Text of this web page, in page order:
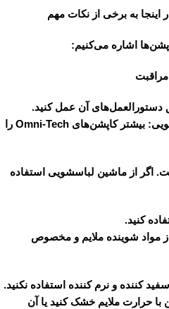
اینجا به برخی از نکات مهم
اشاره می‌کنیم:
دستورالعمل‌های آن عمل کنید.
شستشو با دست یا ماشین لباسشویی: بیشتر کاپشن‌های Omni-Tech را
از ماشین لباسشویی استفاده
کنید.
مواد شوینده ملایم و مخصوص
کننده و نرم کننده استفاده نکنید.
حرارت ملایم خشک کنید یا آن